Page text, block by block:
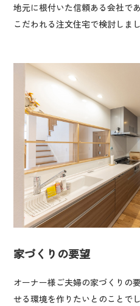
地元に根付いた信頼ある会社で
こだわれる注文住宅で検討しまし
家づくりの要望
オーナー様ご夫婦の家づくりの
せる環境を作りたいとのことで